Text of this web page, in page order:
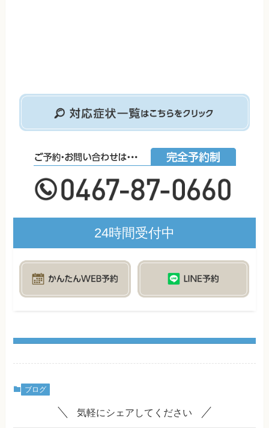
24時間受付中
ブログ
気軽にシェアしてください